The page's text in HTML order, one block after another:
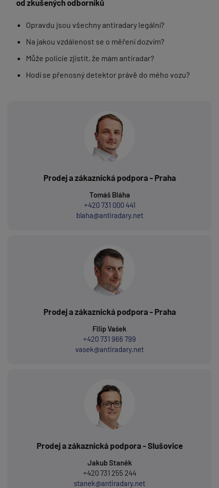
od zkušených odborníků
Opravdu jsou všechny antiradary legální?
Na jakou vzdálenost se o měření dozvím?
Může policie zjistit, že mám antiradar?
Hodí se přenosný detektor právě do mého vozu?
Prodej a zákaznická podpora - Praha
Tomáš Bláha
+420 731 000 441
blaha@antiradary.net
Prodej a zákaznická podpora - Praha
Filip Vašek
+420 731 966 799
vasek@antiradary.net
Prodej a zákaznická podpora - Slušovice
Jakub Staněk
+420 731 255 244
stanek@antiradary.net